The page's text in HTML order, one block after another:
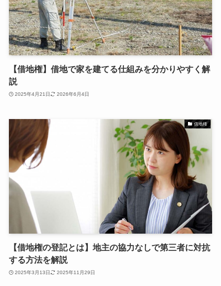
【借地権】借地で家を建てる仕組みを分かりやすく解
説
2025年4月21日 2026年6月4日
借地権
【借地権の登記とは】地主の協力なしで第三者に対抗
する方法を解説
2025年3月13日 2025年11月29日